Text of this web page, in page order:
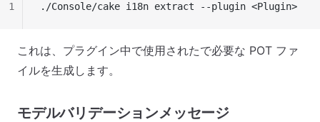
./Console/cake i18n extract --plugin <Plugin>
1
これは、プラグイン中で使用されたで必要な POT ファ
イルを生成します。
モデルバリデーションメッセージ